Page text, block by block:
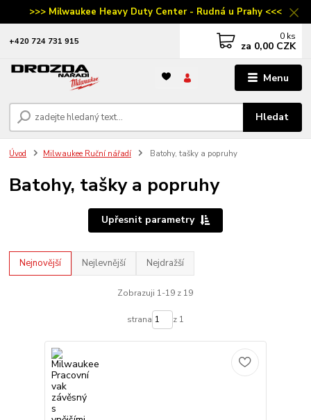
>>> Milwaukee Heavy Duty Center - Rudná u Prahy <<<
Menu
Hledat
‭+420 724 731 915 0 ks
za 0,00 CZK
Úvod Milwaukee Ruční nářadí Batohy, tašky a popruhy
Batohy, tašky a popruhy
Upřesnit parametry
Nejnovější Nejlevnější Nejdražší
Zobrazuji 1-19 z 19
strana z 1